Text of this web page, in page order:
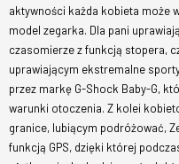
aktywności każda kobieta może
model zegarka. Dla pani
czasomierze z funkcją stopera,
uprawiającym ekstremalne
przez markę G-Shock Baby-G,
warunki otoczenia. Z kolei
granice, lubiącym podróżować,
funkcją GPS, dzięki której